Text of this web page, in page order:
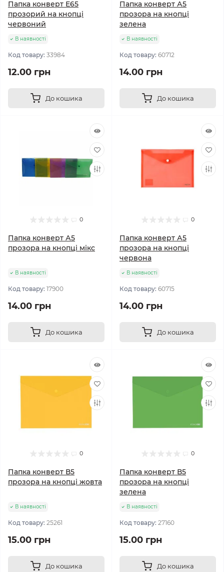
Папка конверт Е65
прозорий на кнопці
червоний
В наявності
Код товару: 33984
12.00 грн
До кошика
Папка конверт А5
прозора на кнопці
зелена
В наявності
Код товару: 60712
14.00 грн
До кошика
0
Папка конверт А5
прозора на кнопці мікс
В наявності
Код товару: 17900
14.00 грн
До кошика
0
Папка конверт А5
прозора на кнопці
червона
В наявності
Код товару: 60715
14.00 грн
До кошика
0
Папка конверт В5
прозора на кнопці жовта
В наявності
Код товару: 25261
15.00 грн
До кошика
0
Папка конверт В5
прозора на кнопці
зелена
В наявності
Код товару: 27160
15.00 грн
До кошика